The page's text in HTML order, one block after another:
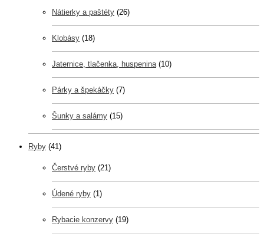
Nátierky a paštéty (26)
Klobásy (18)
Jaternice, tlačenka, huspenina (10)
Párky a špekáčky (7)
Šunky a salámy (15)
Ryby (41)
Čerstvé ryby (21)
Údené ryby (1)
Rybacie konzervy (19)